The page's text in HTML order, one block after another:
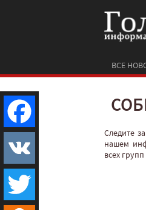
ВСЕ
Следите
нашем
всех
Facebook
VK